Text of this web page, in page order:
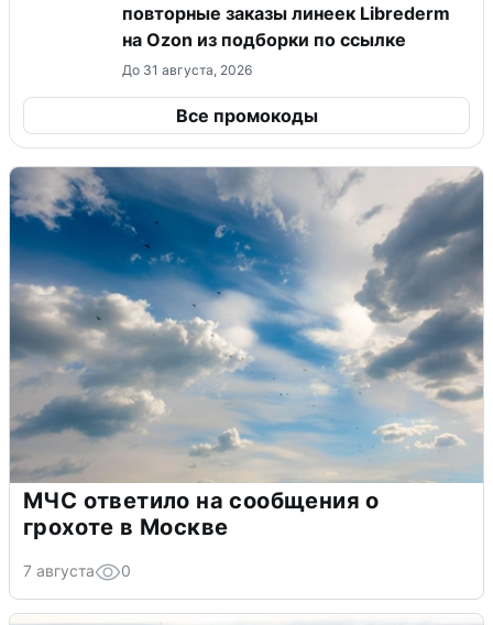
повторные заказы линеек Librederm
на Ozon из подборки по ссылке
До 31 августа, 2026
Все промокоды
МЧС ответило на сообщения о
грохоте в Москве
7 августа 0